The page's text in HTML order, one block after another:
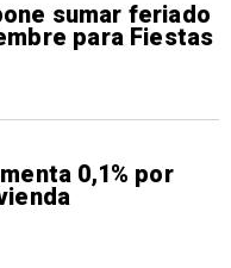
sumar feriado
para Fiestas
0,1% por